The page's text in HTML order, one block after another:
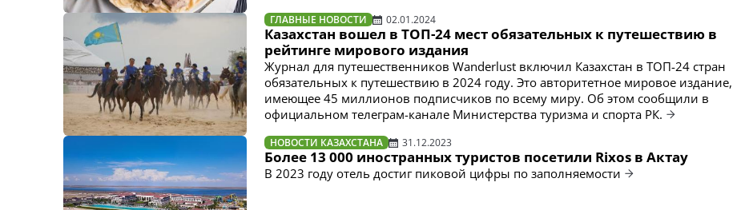
ГЛАВНЫЕ НОВОСТИ 02.01.2024
Казахстан вошел в ТОП-24 мест обязательных к путешествию в
рейтинге мирового издания
Журнал для путешественников Wanderlust включил Казахстан в ТОП-24 стран
обязательных к путешествию в 2024 году. Это авторитетное мировое издание,
имеющее 45 миллионов подписчиков по всему миру. Об этом сообщили в
официальном телеграм-канале Министерства туризма и спорта РК.
НОВОСТИ КАЗАХСТАНА 31.12.2023
Более 13 000 иностранных туристов посетили Rixos в Актау
В 2023 году отель достиг пиковой цифры по заполняемости